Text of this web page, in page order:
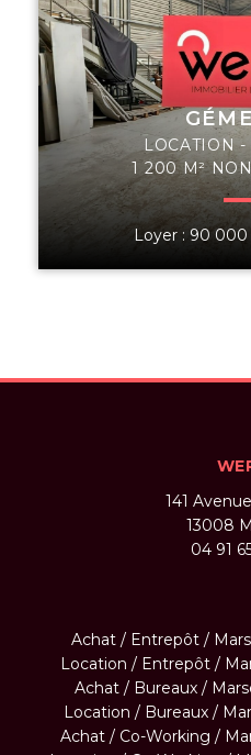
LOCATION
1 200 M²
Loyer : 90
141
13008
04 91
Achat / Entrepôt /
Location / Entrepôt /
Achat / Bureaux /
Location / Bureaux /
Achat / Co-Working /